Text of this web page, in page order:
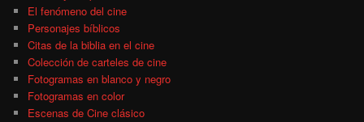
El fenómeno del cine
Personajes bíblicos
Citas de la biblia en el cine
Colección de carteles de cine
Fotogramas en blanco y negro
Fotogramas en color
Escenas de Cine clásico